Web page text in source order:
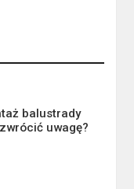
balustrady
uwagę?